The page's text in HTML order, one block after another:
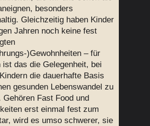
besonders
Gleichzeitig haben Kinder
Jahren noch keine fest
)Gewohnheiten – für
ist das die Gelegenheit, bei
die dauerhafte Basis
gesunden Lebenswandel zu
Gehören Fast Food und
erst einmal fest zum
wird es umso schwerer, sie